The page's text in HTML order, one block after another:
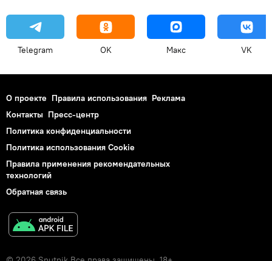
Telegram OK Макс VK
О проекте Правила использования Реклама
Контакты Пресс-центр
Политика конфиденциальности
Политика использования Cookie
Правила применения рекомендательных
технологий
Обратная связь